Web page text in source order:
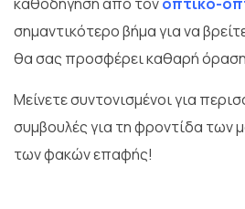
σημαντικότερο βήμα για να
θα σας προσφέρει καθαρή
Μείνετε συντονισμένοι για
συμβουλές για τη φροντίδα των
των φακών επαφής!